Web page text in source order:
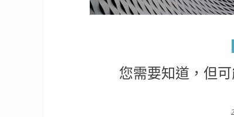
您需要知道，但